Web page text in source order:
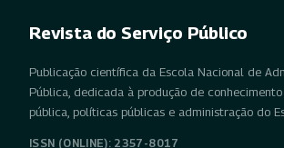
Revista do Serviço Público
Publicação científica da Escola Nacional de
Pública, dedicada à produção de
pública, políticas públicas e administração do
ISSN (ONLINE): 2357-8017